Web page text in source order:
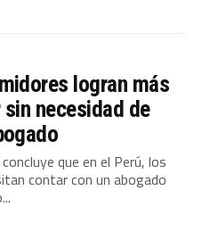
logran más
necesidad de
que en el Perú, los
contar con un abogado